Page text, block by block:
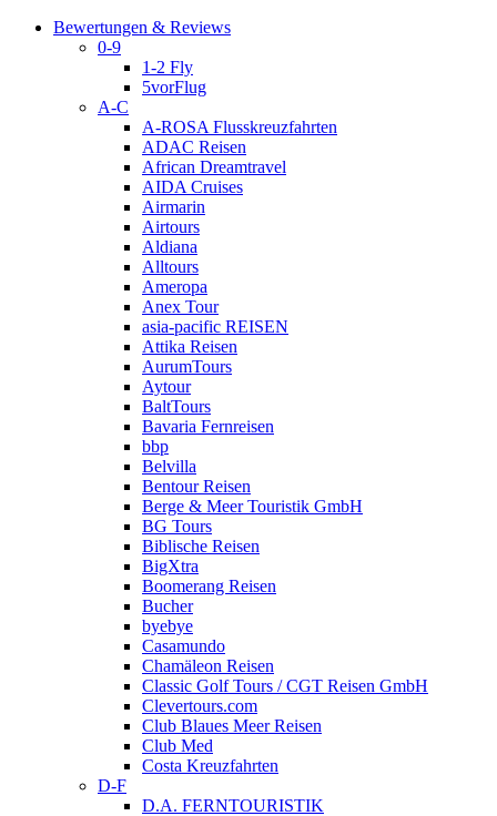
Bewertungen & Reviews
0-9
1-2 Fly
5vorFlug
A-C
A-ROSA Flusskreuzfahrten
ADAC Reisen
African Dreamtravel
AIDA Cruises
Airmarin
Airtours
Aldiana
Alltours
Ameropa
Anex Tour
asia-pacific REISEN
Attika Reisen
AurumTours
Aytour
BaltTours
Bavaria Fernreisen
bbp
Belvilla
Bentour Reisen
Berge & Meer Touristik GmbH
BG Tours
Biblische Reisen
BigXtra
Boomerang Reisen
Bucher
byebye
Casamundo
Chamäleon Reisen
Classic Golf Tours / CGT Reisen GmbH
Clevertours.com
Club Blaues Meer Reisen
Club Med
Costa Kreuzfahrten
D-F
D.A. FERNTOURISTIK